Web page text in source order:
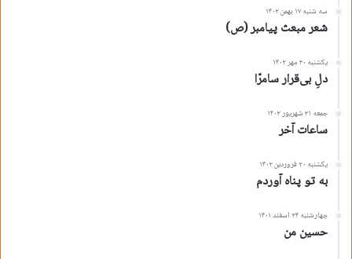
سه شنبه ۱۷ بهمن ۱۴۰۲
شعر مبعث پیامبر (ص)
یکشنبه ۳۰ مهر ۱۴۰۲
دلِ بی‌قرار سامرّا
جمعه ۳۱ شهریور ۱۴۰۲
ساعات آخر
یکشنبه ۲۰ فروردین ۱۴۰۲
به تو پناه آوردم
چهارشنبه ۲۴ اسفند ۱۴۰۱
حسین من